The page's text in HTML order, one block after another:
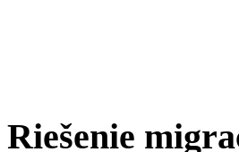
Riešenie